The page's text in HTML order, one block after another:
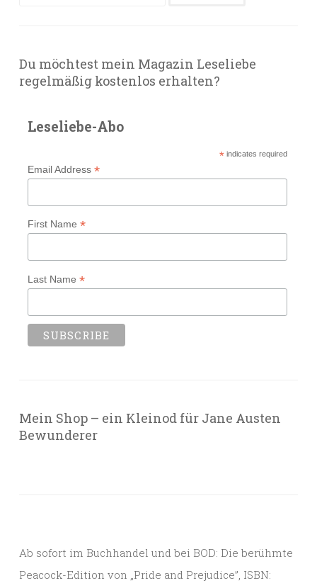
Du möchtest mein Magazin Leseliebe
regelmäßig kostenlos erhalten?
Leseliebe-Abo
*indicates required
Email Address *
First Name *
Last Name *
Mein Shop – ein Kleinod für Jane Austen
Bewunderer
Ab sofort im Buchhandel und bei BOD: Die berühmte
Peacock-Edition von „Pride and Prejudice”, ISBN: